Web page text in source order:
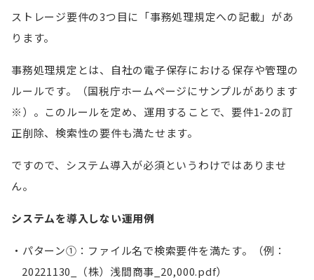
ストレージ要件の3つ目に「事務処理規定への記載」があ
ります。
事務処理規定とは、自社の電子保存における保存や管理の
ルールです。（国税庁ホームページにサンプルがあります
※）。このルールを定め、運用することで、要件1-2の訂
正削除、検索性の要件も満たせます。
ですので、システム導入が必須というわけではありませ
ん。
システムを導入しない運用例
パターン①：ファイル名で検索要件を満たす。（例：
20221130_（株）浅間商事_20,000.pdf）